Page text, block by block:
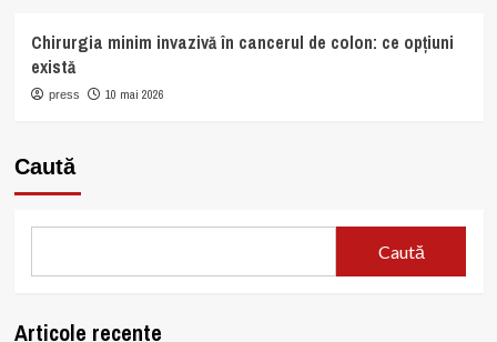
Chirurgia minim invazivă în cancerul de colon: ce opțiuni
există
press 10 mai 2026
Caută
Caută
Articole recente